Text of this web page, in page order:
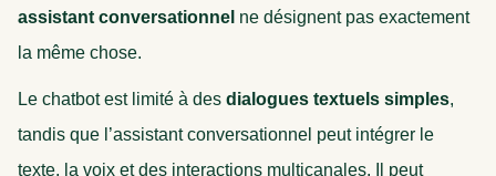
assistant conversationnel ne désignent pas exactement
la même chose.
Le chatbot est limité à des dialogues textuels simples,
tandis que l’assistant conversationnel peut intégrer le
texte, la voix et des interactions multicanales. Il peut